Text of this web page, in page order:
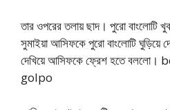
তার ওপরের তলায় ছাদ। পুরো বাংলোটি
সুমাইয়া আসিফকে পুরো বাংলোটি ঘুড়িয়ে
দেখিয়ে আসিফকে ফ্রেশ হতে
golpo